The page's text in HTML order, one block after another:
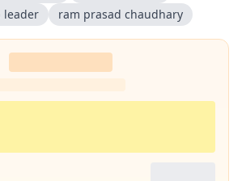
leader
ram prasad chaudhary